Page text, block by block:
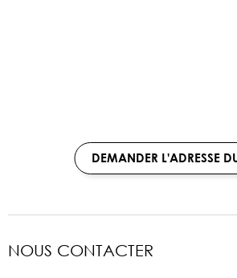
DEMANDER L'ADRESSE
NOUS CONTACTER